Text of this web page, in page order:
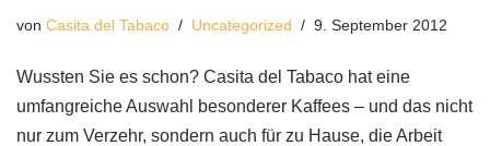
von Casita del Tabaco Uncategorized 9. September 2012
Wussten Sie es schon? Casita del Tabaco hat eine
umfangreiche Auswahl besonderer Kaffees – und das nicht
nur zum Verzehr, sondern auch für zu Hause, die Arbeit